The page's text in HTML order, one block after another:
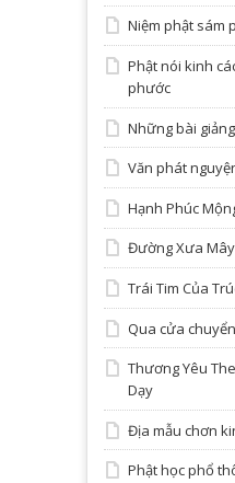
Niệm phật sám
Phật nói kinh
phước
Những bài
Văn phát
Hạnh Phúc
Đường Xưa
Trái Tim Của
Qua cửa
Thương Yêu
Dạy
Địa mẫu chơn
Phật học phổ